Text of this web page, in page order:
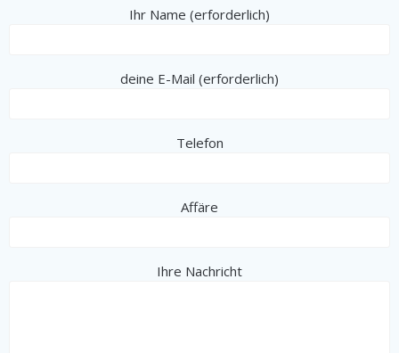
Ihr Name (erforderlich)
deine E-Mail (erforderlich)
Telefon
Affäre
Ihre Nachricht